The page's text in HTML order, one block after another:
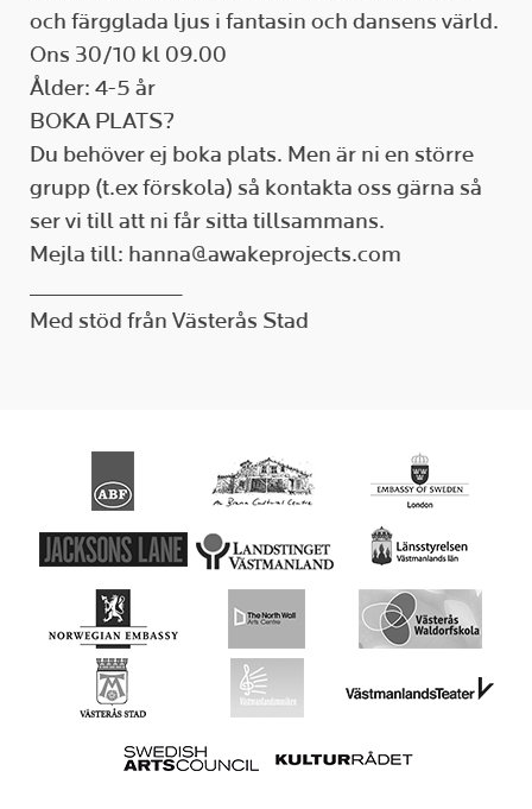
och färgglada ljus i fantasin och dansens värld.
Ons 30/10 kl 09.00
Ålder: 4-5 år
BOKA PLATS?
Du behöver ej boka plats. Men är ni en större
grupp (t.ex förskola) så kontakta oss gärna så
ser vi till att ni får sitta tillsammans.
Mejla till: hanna@awakeprojects.com
________________
Med stöd från Västerås Stad